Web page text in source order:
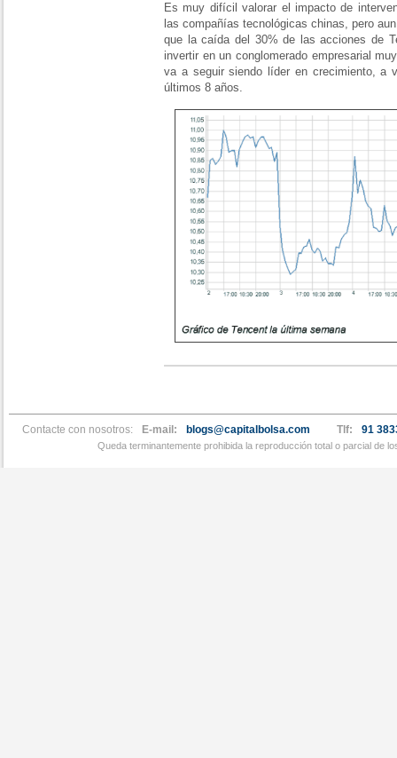
Es muy difícil valorar el impacto de
las compañías tecnológicas chinas, pero
que la caída del 30% de las acciones de
invertir en un conglomerado empresarial
va a seguir siendo líder en crecimiento, a
últimos 8 años.
Contacte con nosotros: E-mail: blogs@capitalbolsa.com Tlf: 91
Queda terminantemente prohibida la reproducción total o parcial de